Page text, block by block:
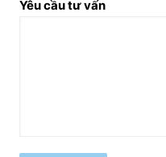
Yêu cầu tư vấn